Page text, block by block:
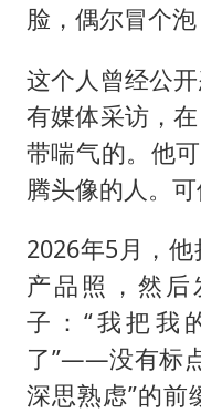
脸，偶尔冒个泡
这个人曾经公
有媒体采访，
带喘气的。他
腾头像的人。可
2026年5月，
产品照，然
子：“我把我
了”——没有标
深思熟虑”的前